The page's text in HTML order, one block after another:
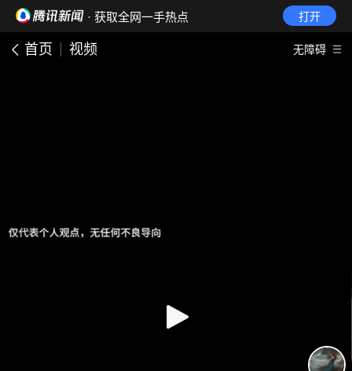
· 获取全网一手热点 打开
首页 视频 无障碍